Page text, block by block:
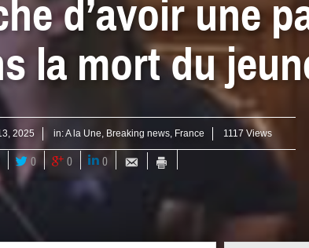
d’avoir une
la mort du
2025 in:A la Une, Breaking news, France 1117 Views
0 0 0